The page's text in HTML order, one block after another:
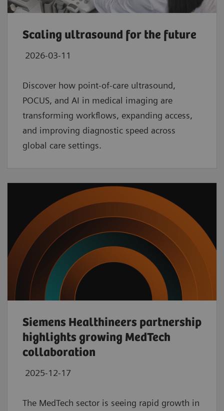
Scaling ultrasound for the future
2026-03-11
Discover how point‑of‑care ultrasound,
POCUS, and AI in medical imaging are
transforming workflows, expanding access,
and improving diagnostic speed across
global care settings.
Siemens Healthineers partnership
highlights growing MedTech
collaboration
2025-12-17
The MedTech sector is seeing rapid growth in